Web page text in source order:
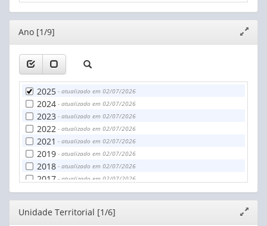
Editor
janela
Ano [1/9]
2025 - atualizado em 02/07/2026
2024 - atualizado em 02/07/2026
2023 - atualizado em 02/07/2026
2022 - atualizado em 02/07/2026
2021 - atualizado em 02/07/2026
2019 - atualizado em 02/07/2026
2018 - atualizado em 02/07/2026
2017 - atualizado em 02/07/2026
2016- atualizado em 02/07/2026
Editor
Unidade Territorial [1/6]